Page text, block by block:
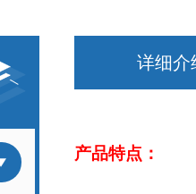
详细介
产品特点：